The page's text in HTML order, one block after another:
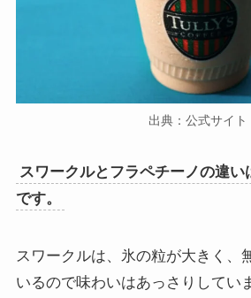
出典：公式サイト
スワークルとフラペチーノの違い
です。
スワークルは、氷の粒が大きく、
いるので味わいはあっさりしてい